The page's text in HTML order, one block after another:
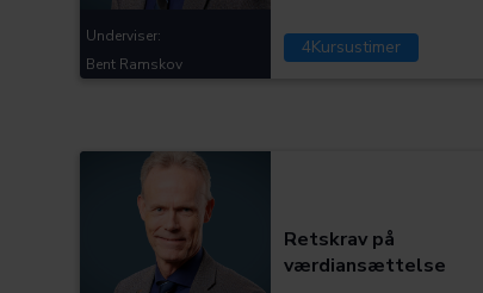
4Kursustimer
Underviser:
Bent Ramskov
Retskrav på
værdiansættelse